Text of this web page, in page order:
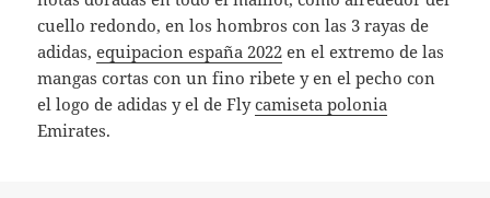
cuello redondo, en los hombros con las 3 rayas de
adidas,equipacion españa 2022 en el extremo de las
mangas cortas con un fino ribete y en el pecho con
el logo de adidas y el de Flycamiseta polonia
Emirates.